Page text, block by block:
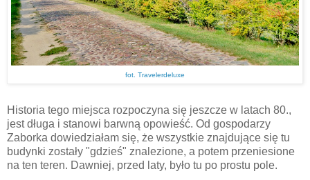
fot. Travelerdeluxe
Historia tego miejsca rozpoczyna się jeszcze w latach 80.,
jest długa i stanowi barwną opowieść. Od gospodarzy
Zaborka dowiedziałam się, że wszystkie znajdujące się tu
budynki zostały "gdzieś" znalezione, a potem przeniesione
na ten teren. Dawniej, przed laty, było tu po prostu pole.